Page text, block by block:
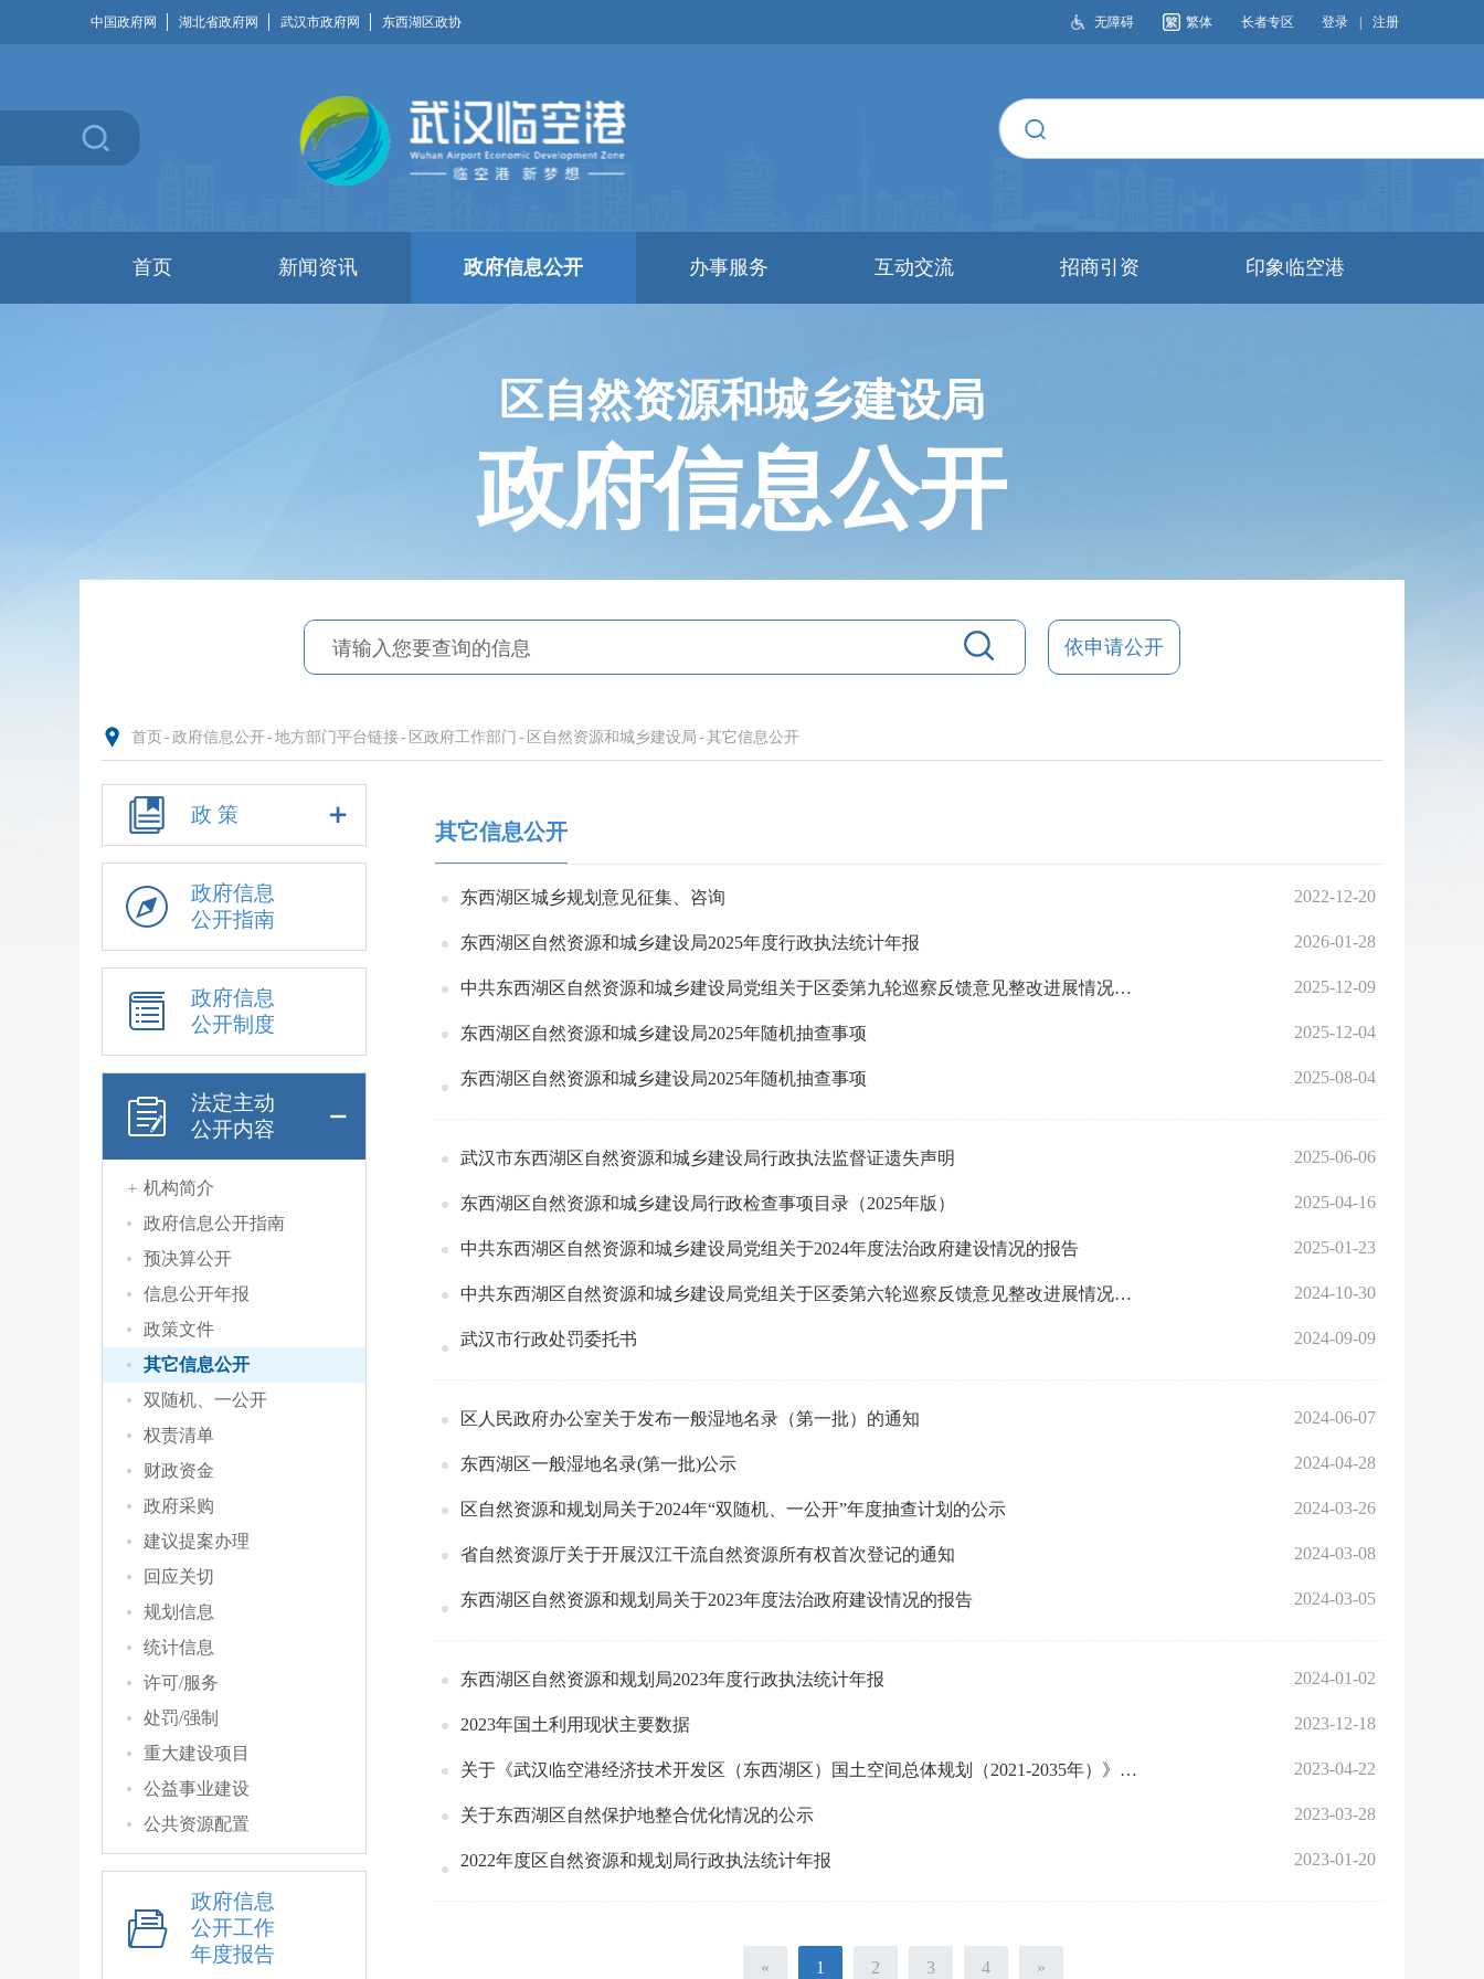
中国政府网 湖北省政府网 武汉市政府网 东西湖区政协 无障碍 繁体 长者专区 登录 注册
首页 新闻资讯 政府信息公开 办事服务 互动交流 招商引资 印象临空港
区自然资源和城乡建设局
政府信息公开
依申请公开
首页 - 政府信息公开- 地方部门平台链接- 区政府工作部门 - 区自然资源和城乡建设局 - 其它信息公开
政 策
政府信息
公开指南
政府信息
公开制度
法定主动
公开内容
机构简介
政府信息公开指南
预决算公开
信息公开年报
政策文件
其它信息公开
双随机、一公开
权责清单
财政资金
政府采购
建议提案办理
回应关切
规划信息
统计信息
许可/服务
处罚/强制
重大建设项目
公益事业建设
公共资源配置
政府信息
公开工作
年度报告
其它信息公开
东西湖区城乡规划意见征集、咨询 2022-12-20
东西湖区自然资源和城乡建设局2025年度行政执法统计年报 2026-01-28
中共东西湖区自然资源和城乡建设局党组关于区委第九轮巡察反馈意见整改进展情况的通报 2025-12-09
东西湖区自然资源和城乡建设局2025年随机抽查事项 2025-12-04
东西湖区自然资源和城乡建设局2025年随机抽查事项 2025-08-04
武汉市东西湖区自然资源和城乡建设局行政执法监督证遗失声明 2025-06-06
东西湖区自然资源和城乡建设局行政检查事项目录（2025年版） 2025-04-16
中共东西湖区自然资源和城乡建设局党组关于2024年度法治政府建设情况的报告 2025-01-23
中共东西湖区自然资源和城乡建设局党组关于区委第六轮巡察反馈意见整改进展情况的通报 2024-10-30
武汉市行政处罚委托书 2024-09-09
区人民政府办公室关于发布一般湿地名录（第一批）的通知 2024-06-07
东西湖区一般湿地名录(第一批)公示 2024-04-28
区自然资源和规划局关于2024年“双随机、一公开”年度抽查计划的公示 2024-03-26
省自然资源厅关于开展汉江干流自然资源所有权首次登记的通知 2024-03-08
东西湖区自然资源和规划局关于2023年度法治政府建设情况的报告 2024-03-05
东西湖区自然资源和规划局2023年度行政执法统计年报 2024-01-02
2023年国土利用现状主要数据 2023-12-18
关于《武汉临空港经济技术开发区（东西湖区）国土空间总体规划（2021-2035年）》（草案）公示的公告 2023-04-22
关于东西湖区自然保护地整合优化情况的公示 2023-03-28
2022年度区自然资源和规划局行政执法统计年报 2023-01-20
« 1 2 3 4 »